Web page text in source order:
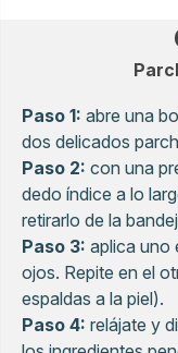
Paso 1: abre una
dos delicados
Paso 2: con una
dedo índice a lo
retirarlo de la
Paso 3: aplica uno
ojos. Repite en el
espaldas a la piel).
Paso 4: relájate y